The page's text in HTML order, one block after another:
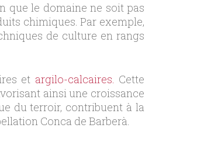
que le domaine ne soit pas
chimiques. Par exemple,
de culture en rangs
et argilo-calcaires. Cette
ainsi une croissance
du terroir, contribuent à la
Conca de Barberà.